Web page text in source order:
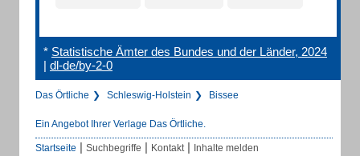
* Statistische Ämter des Bundes und der Länder, 2024
| dl-de/by-2-0
Das Örtliche Schleswig-Holstein Bissee
Ein Angebot Ihrer Verlage Das Örtliche.
Startseite | Suchbegriffe | Kontakt | Inhalte melden